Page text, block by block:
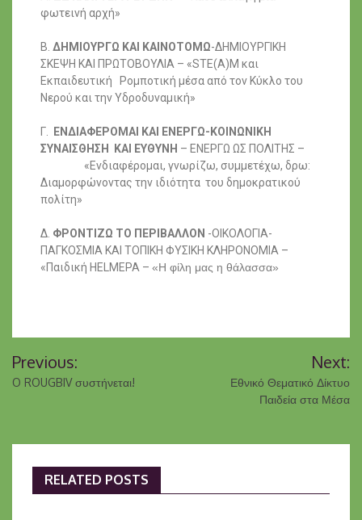
φωτεινή αρχή»
Β. ΔΗΜΙΟΥΡΓΩ ΚΑΙ ΚΑΙΝΟΤΟΜΩ-ΔΗΜΙΟΥΡΓΙΚΗ
ΣΚΕΨΗ ΚΑΙ ΠΡΩΤΟΒΟΥΛΙΑ – «STE(A)M και
Εκπαιδευτική Ρομποτική μέσα από τον Κύκλο του
Νερού και την Υδροδυναμική»
Γ.
ΕΝΔΙΑΦΕΡΟΜΑΙ ΚΑΙ ΕΝΕΡΓΩ-ΚΟΙΝΩΝΙΚΗ
ΣΥΝΑΙΣΘΗΣΗ
ΚΑΙ ΕΥΘΥΝΗ – ΕΝΕΡΓΩ ΩΣ ΠΟΛΙΤΗΣ –
«Ενδιαφέρομαι, γνωρίζω, συμμετέχω, δρω:
Διαμορφώνοντας την ιδιότητα του δημοκρατικού
πολίτη»
Δ. ΦΡΟΝΤΙΖΩ ΤΟ ΠΕΡΙΒΑΛΛΟΝ -ΟΙΚΟΛΟΓΙΑ-
ΠΑΓΚΟΣΜΙΑ ΚΑΙ ΤΟΠΙΚΗ ΦΥΣΙΚΗ ΚΛΗΡΟΝΟΜΙΑ –
«Παιδική HELMEPA – «Η φίλη μας η θάλασσα»
Previous:
O ROUGBIV συστήνεται!
Next:
Εθνικό Θεματικό Δίκτυο
Παιδεία στα Μέσα
RELATED POSTS